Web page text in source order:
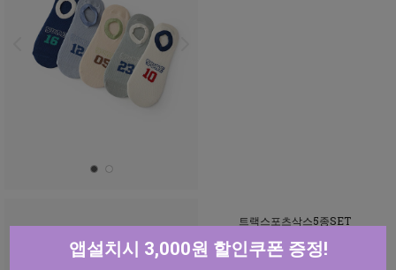
트랙스포츠삭스5종SET
8,900원
앱설치시 3,000원 할인쿠폰 증정!